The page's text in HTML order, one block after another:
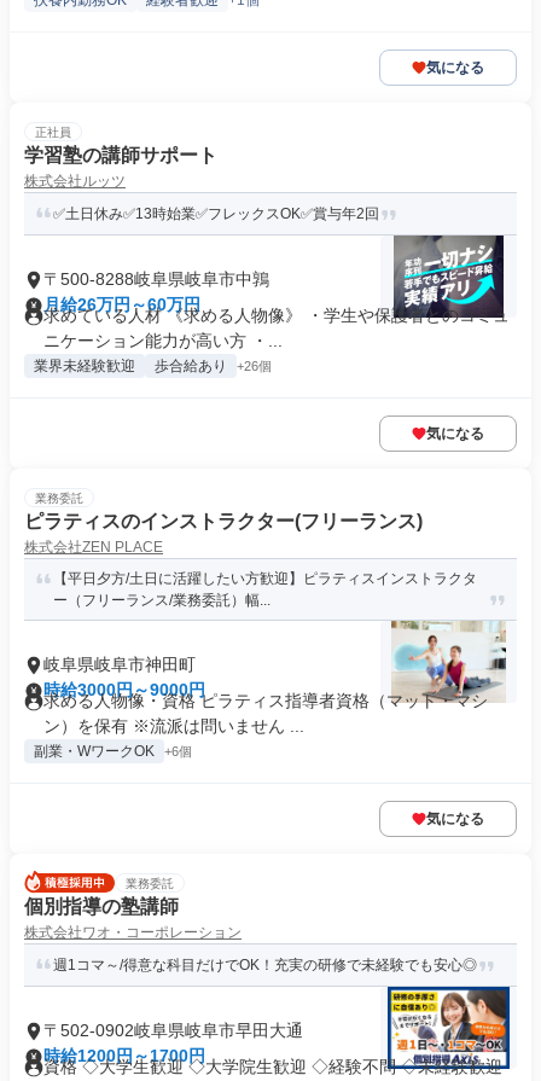
気になる
正社員
学習塾の講師サポート
株式会社ルッツ
✅土日休み✅13時始業✅フレックスOK✅賞与年2回
〒500-8288岐阜県岐阜市中鶉
月給26万円～60万円
求めている人材 《求める人物像》 ・学生や保護者とのコミュ
ニケーション能力が高い方 ・...
業界未経験歓迎 歩合給あり +26個
気になる
業務委託
ピラティスのインストラクター(フリーランス)
株式会社ZEN PLACE
【平日夕方/土日に活躍したい方歓迎】ピラティスインストラクタ
ー（フリーランス/業務委託）幅...
岐阜県岐阜市神田町
時給3000円～9000円
求める人物像・資格 ピラティス指導者資格（マット・マシ
ン）を保有 ※流派は問いません ...
副業・WワークOK +6個
気になる
業務委託
個別指導の塾講師
株式会社ワオ・コーポレーション
週1コマ～/得意な科目だけでOK！充実の研修で未経験でも安心◎
〒502-0902岐阜県岐阜市早田大通
時給1200円～1700円
資格 ◇大学生歓迎 ◇大学院生歓迎 ◇経験不問 ◇未経験歓迎